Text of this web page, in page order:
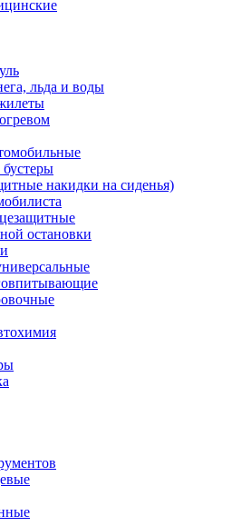
льда и воды
накидки на сиденья)
остановки